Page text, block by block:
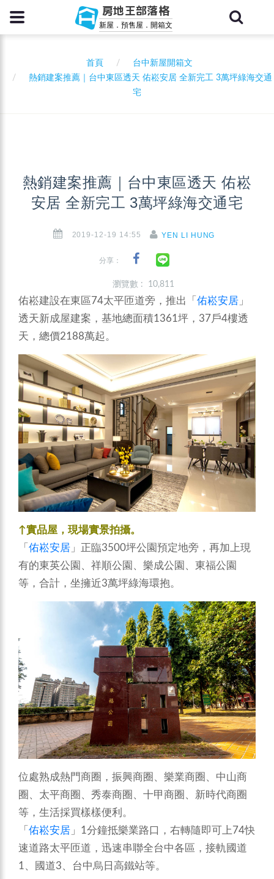
房地王部落格
新屋．預售屋．開箱文
首頁
台中新屋開箱文
熱銷建案推薦｜台中東區透天 佑崧安居 全新完工 3萬坪綠海交通
宅
熱銷建案推薦｜台中東區透天 佑崧
安居 全新完工 3萬坪綠海交通宅
2019-12-19 14:55 YEN LI HUNG
分享：
瀏覽數 : 10,811
佑崧建設在東區74太平匝道旁，推出「 佑崧安居 」
透天新成屋建案，基地總面積1361坪，37戶4樓透
天，總價2188萬起。
↑實品屋，現場實景拍攝。
「 佑崧安居 」正臨3500坪公園預定地旁，再加上現
有的東英公園、祥順公園、樂成公園、東福公園
等，合計，坐擁近3萬坪綠海環抱。
位處熟成熱門商圈，振興商圈、樂業商圈、中山商
圈、太平商圈、秀泰商圈、十甲商圈、新時代商圈
等，生活採買樣樣便利。
「 佑崧安居 」1分鐘抵樂業路口，右轉隨即可上74快
速道路太平匝道，迅速串聯全台中各區，接軌國道
1、國道3、台中烏日高鐵站等。